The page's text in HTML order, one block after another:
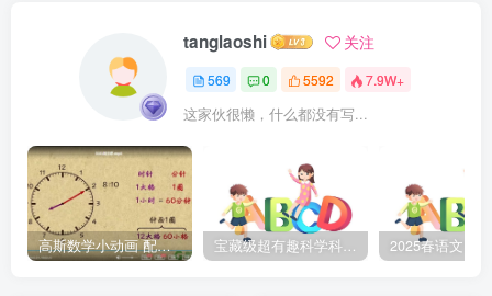
tanglaoshi 关注
569 0 5592 7.9W+
这家伙很懒，什么都没有写...
高斯数学小动画 配套小学1-6年级数学 课堂知识点动画教学视频MP4 百度网盘下载